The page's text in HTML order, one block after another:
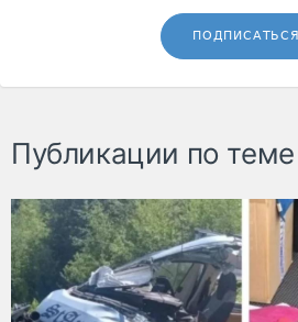
ПОДПИСАТЬСЯ
Публикации по теме